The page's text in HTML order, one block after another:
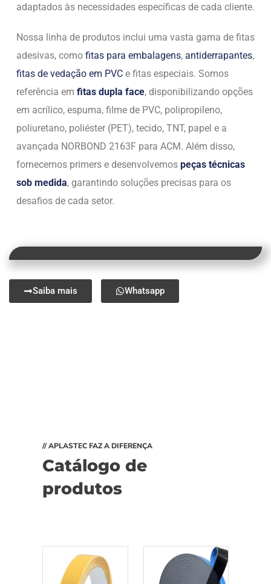
adaptados às necessidades específicas de cada cliente.
Nossa linha de produtos inclui uma vasta gama de fitas
adesivas, como fitas para embalagens, antiderrapantes,
fitas de vedação em PVC e fitas especiais. Somos
referência em fitas dupla face, disponibilizando opções
em acrílico, espuma, filme de PVC, polipropileno,
poliuretano, poliéster (PET), tecido, TNT, papel e a
avançada NORBOND 2163F para ACM. Além disso,
fornecemos primers e desenvolvemos peças técnicas
sob medida, garantindo soluções precisas para os
desafios de cada setor.
Saiba mais Whatsapp
// APLASTEC FAZ A DIFERENÇA
Catálogo de
produtos